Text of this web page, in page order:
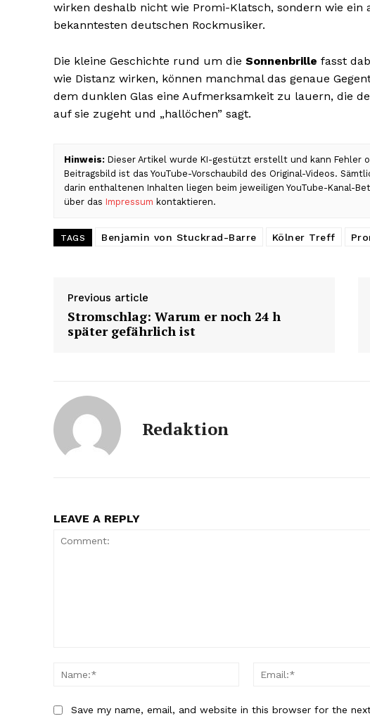
wirken deshalb nicht wie Promi-Klatsch, sondern wie
bekanntesten deutschen Rockmusiker.
Die kleine Geschichte rund um die Sonnenbrille fasst
wie Distanz wirken, können manchmal das genaue
dem dunklen Glas eine Aufmerksamkeit zu lauern, die
auf sie zugeht und „hallöchen” sagt.
Hinweis: Dieser Artikel wurde KI-gestützt erstellt und kann Fehler
Beitragsbild ist das YouTube-Vorschaubild des Original-Videos.
darin enthaltenen Inhalten liegen beim jeweiligen YouTube-Kanal-
über das Impressum kontaktieren.
TAGS Benjamin von Stuckrad-Barre Kölner Treff
Previous article
Stromschlag: Warum er noch 24 h
später gefährlich ist
Redaktion
LEAVE A REPLY
Name:*
Save my name, email, and website in this browser for the